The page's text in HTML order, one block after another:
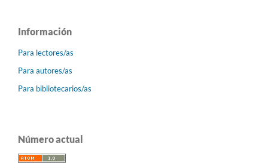
Información
Para lectores/as
Para autores/as
Para bibliotecarios/as
Número actual